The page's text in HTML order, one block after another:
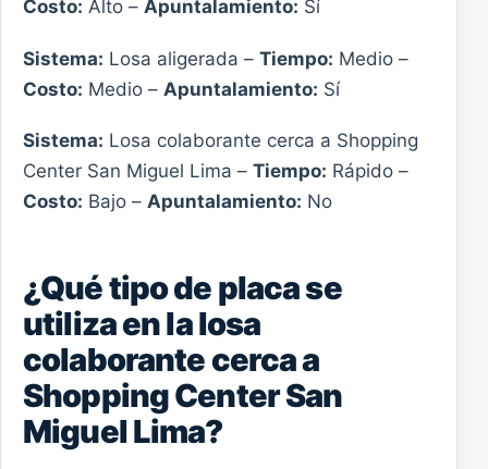
Costo: Alto – Apuntalamiento: Sí
Sistema: Losa aligerada – Tiempo: Medio –
Costo: Medio – Apuntalamiento: Sí
Sistema: Losa colaborante cerca a Shopping
Center San Miguel Lima – Tiempo: Rápido –
Costo: Bajo – Apuntalamiento: No
¿Qué tipo de placa se
utiliza en la losa
colaborante cerca a
Shopping Center San
Miguel Lima?